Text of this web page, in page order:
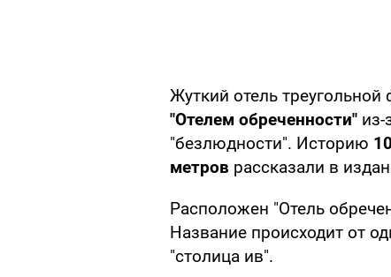
Жуткий отель
"Отелем обреченности" из-
"безлюдности". Историю
метров рассказали в
Расположен "Отель
Название происходит от
"столица ив".